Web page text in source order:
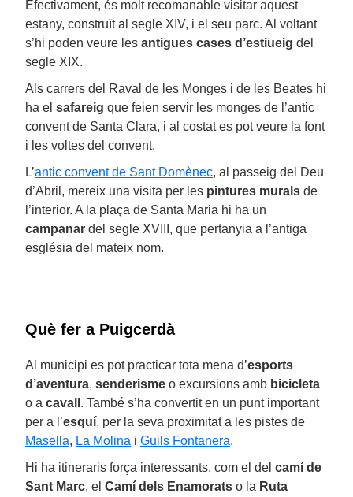
Efectivament, és molt recomanable visitar aquest
estany, construït al segle XIV, i el seu parc. Al voltant
s’hi poden veure les antigues cases d’estiueig del
segle XIX.
Als carrers del Raval de les Monges i de les Beates hi
ha el safareig que feien servir les monges de l’antic
convent de Santa Clara, i al costat es pot veure la font
i les voltes del convent.
L’antic convent de Sant Domènec, al passeig del Deu
d’Abril, mereix una visita per les pintures murals de
l’interior. A la plaça de Santa Maria hi ha un
campanar del segle XVIII, que pertanyia a l’antiga
església del mateix nom.
Què fer a Puigcerdà
Al municipi es pot practicar tota mena d’esports
d’aventura, senderisme o excursions amb bicicleta
o a cavall . També s’ha convertit en un punt important
per a l’esquí, per la seva proximitat a les pistes de
Masella, La Molina i Guils Fontanera.
Hi ha itineraris força interessants, com el del camí de
Sant Marc, el Camí dels Enamorats o la Ruta